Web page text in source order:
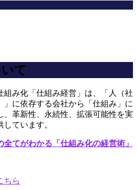
て
「仕組み経営」は、「人（社
」に依存する会社から「仕組み」に
、革新性、永続性、拡張可能性を実
ています。
てがわかる「仕組み化の経営術」
ちら